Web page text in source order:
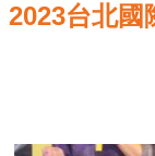
公
機
2023台北國